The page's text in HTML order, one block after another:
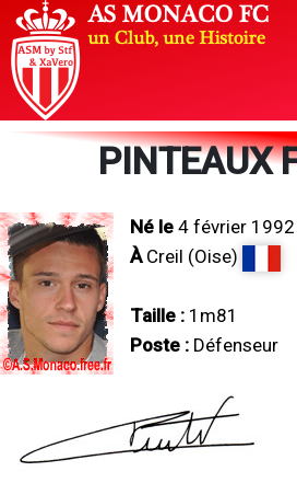
PINTEAUX
Né le 4 février 1992
ÀCreil (Oise)
Taille : 1m81
Poste : Défenseur